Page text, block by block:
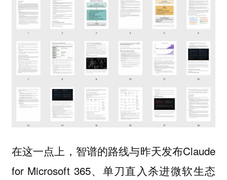
在这一点上，智谱的路线与昨天发布Claude
for Microsoft 365、单刀直入杀进微软生态